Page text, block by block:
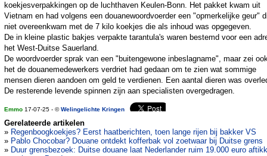
koekjesverpakkingen op de luchthaven Keulen-Bonn. Het pakket kwam uit
Vietnam en had volgens een douanewoordvoerder een "opmerkelijke geur"
niet overeenkwam met de 7 kilo koekjes die als inhoud was opgegeven.
De in kleine plastic bakjes verpakte tarantula's waren bestemd voor een
het West-Duitse Sauerland.
De woordvoerder sprak van een "buitengewone inbeslagname", maar zei
het de douanemedewerkers verdriet had gedaan om te zien wat sommige
mensen dieren aandoen om geld te verdienen. Een aantal dieren was
De resterende levende spinnen zijn aan specialisten overgedragen.
Emmo 17-07-25 - ©Welingelichte Kringen
Gerelateerde artikelen
» Regenboogkoekjes? Eerst haatberichten, toen lange rijen bij bakker VS
» Pablo Chocobar? Douane ontdekt kofferbak vol zoetwaar bij Duitse grens
» Duur grensbezoek: Duitse douane laat Nederlander ruim 19.000 euro